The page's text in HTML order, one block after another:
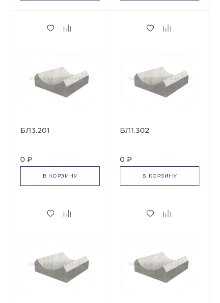
БЛ3.201
0 ₽
В КОРЗИНУ
БЛ1.302
0 ₽
В КОРЗИНУ